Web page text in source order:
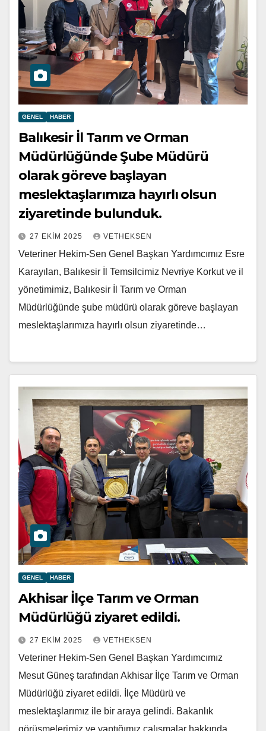
GENEL HABER
Balıkesir İl Tarım ve Orman
Müdürlüğünde Şube Müdürü
olarak göreve başlayan
meslektaşlarımıza hayırlı olsun
ziyaretinde bulunduk.
27 EKIM 2025 VETHEKSEN
Veteriner Hekim-Sen Genel Başkan Yardımcımız Esre
Karayılan, Balıkesir İl Temsilcimiz Nevriye Korkut ve il
yönetimimiz, Balıkesir İl Tarım ve Orman
Müdürlüğünde şube müdürü olarak göreve başlayan
meslektaşlarımıza hayırlı olsun ziyaretinde…
GENEL HABER
Akhisar İlçe Tarım ve Orman
Müdürlüğü ziyaret edildi.
27 EKIM 2025 VETHEKSEN
Veteriner Hekim-Sen Genel Başkan Yardımcımız
Mesut Güneş tarafından Akhisar İlçe Tarım ve Orman
Müdürlüğü ziyaret edildi. İlçe Müdürü ve
meslektaşlarımız ile bir araya gelindi. Bakanlık
görüşmelerimiz ve yaptığımız çalışmalar hakkında…